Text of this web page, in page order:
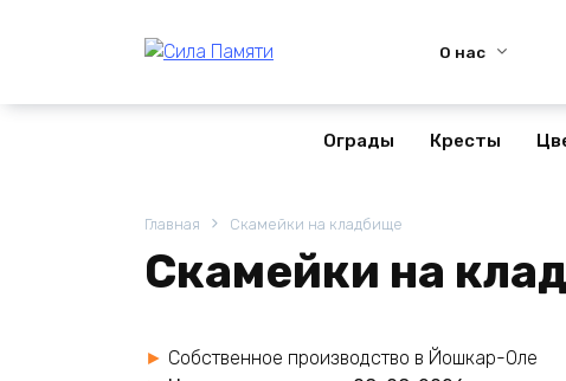
О нас
Ограды Кресты
Главная Скамейки на кладбище
Скамейки на
Собственное производство в Йошкар-Оле